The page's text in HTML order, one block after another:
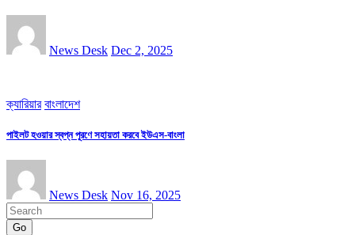
News Desk Dec 2, 2025
ক্যারিয়ার বাংলাদেশ
পাইলট হওয়ার স্বপ্ন পূরণে সহায়তা করবে ইউএস-বাংলা
News Desk Nov 16, 2025
Go